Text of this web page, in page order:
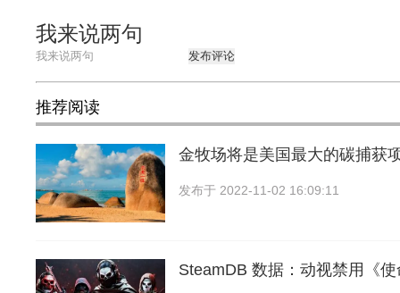
我来说两句
发布评论
推荐阅读
金牧场将是美国最大的碳捕获
发布于 2022-11-02 16:09:11
SteamDB 数据：动视禁用《